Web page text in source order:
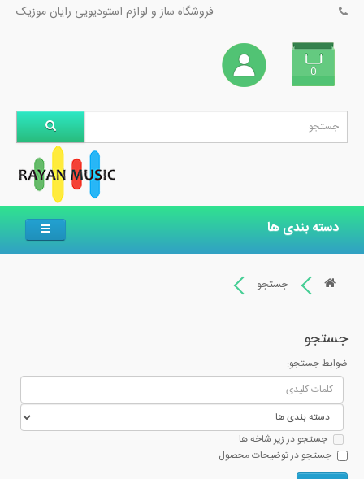
فروشگاه ساز و لوازم استودیویی رایان موزیک
0
دسته بندی ها
جستجو
جستجو
ضوابط جستجو:
جستجو در زیر شاخه ها
جستجو در توضیحات محصول